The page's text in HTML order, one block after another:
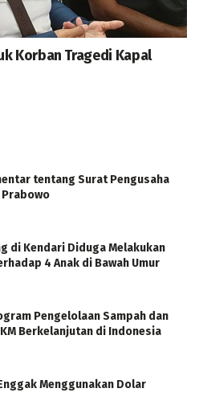
Korban Tragedi Kapal
tentang Surat Pengusaha
Prabowo
di Kendari Diduga Melakukan
4 Anak di Bawah Umur
Pengelolaan Sampah dan
Berkelanjutan di Indonesia
Menggunakan Dolar